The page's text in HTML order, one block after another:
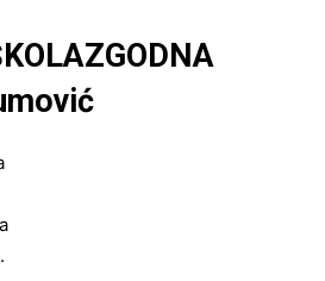
ZGODNA